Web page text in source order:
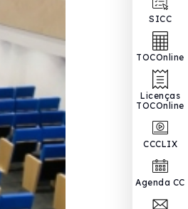
SICC
TOCOnline
Licenças
TOCOnline
CCCLIX
Agenda CC